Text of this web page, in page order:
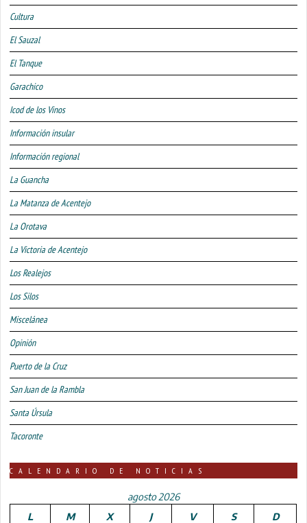
Cultura
El Sauzal
El Tanque
Garachico
Icod de los Vinos
Información insular
Información regional
La Guancha
La Matanza de Acentejo
La Orotava
La Victoria de Acentejo
Los Realejos
Los Silos
Miscelánea
Opinión
Puerto de la Cruz
San Juan de la Rambla
Santa Úrsula
Tacoronte
CALENDARIO DE NOTICIAS
agosto 2026
L
M X J V S D